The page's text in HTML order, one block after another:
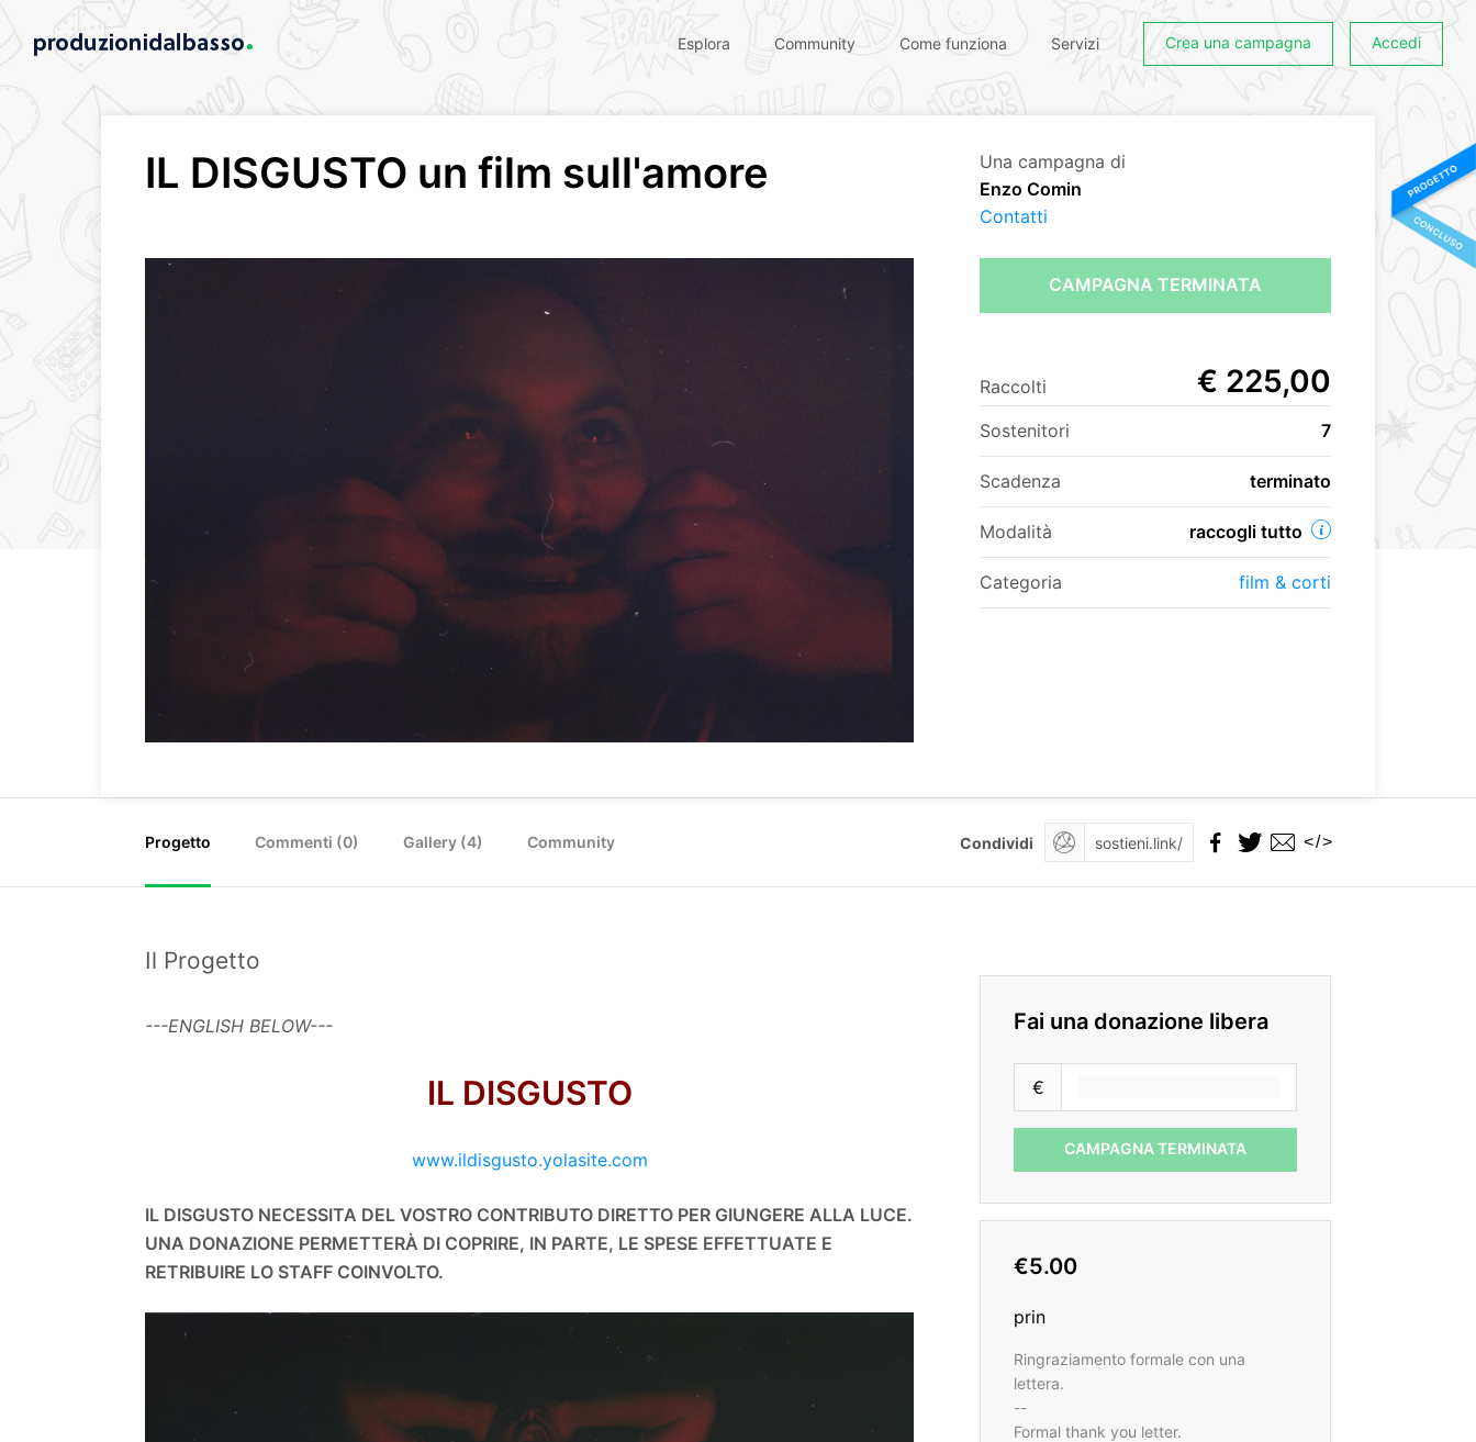
Esplora Community Come funziona Servizi Crea una campagna Accedi
IL DISGUSTO un film sull'amore
Una campagna di
Enzo Comin
Contatti
CAMPAGNA TERMINATA
Raccolti € 225,00
Sostenitori 7
Scadenza terminato
Modalità raccogli tutto
Categoria film & corti
Progetto Commenti (0) Gallery (4) Community Condividi </>
Il Progetto
---ENGLISH BELOW---
IL DISGUSTO
www.ildisgusto.yolasite.com
IL DISGUSTO NECESSITA DEL VOSTRO CONTRIBUTO DIRETTO PER GIUNGERE ALLA LUCE.
UNA DONAZIONE PERMETTERÀ DI COPRIRE, IN PARTE, LE SPESE EFFETTUATE E
RETRIBUIRE LO STAFF COINVOLTO.
Fai una donazione libera
€
CAMPAGNA TERMINATA
€5.00
prin
Ringraziamento formale con una
lettera.
--
Formal thank you letter.